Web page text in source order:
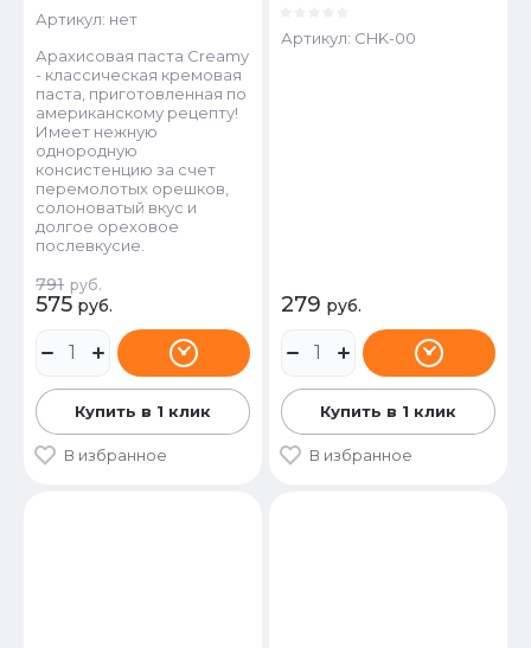
Артикул: нет
Арахисовая паста Creamy
- классическая кремовая
паста, приготовленная по
американскому рецепту!
Имеет нежную
однородную
консистенцию за счет
перемолотых орешков,
солоноватый вкус и
долгое ореховое
послевкусие.
791 руб.
575 руб.
Купить в 1 клик
В избранное
Артикул: CHK-00
279 руб.
Купить в 1 клик
В избранное